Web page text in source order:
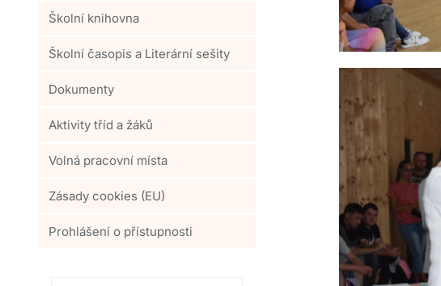
Školní knihovna
Školní časopis a Literární sešity
Dokumenty
Aktivity tříd a žáků
Volná pracovní místa
Zásady cookies (EU)
Prohlášení o přístupnosti